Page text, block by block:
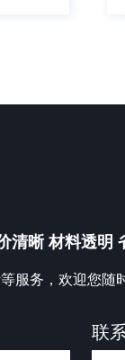
清晰 材料透明
服务，欢迎您随
联